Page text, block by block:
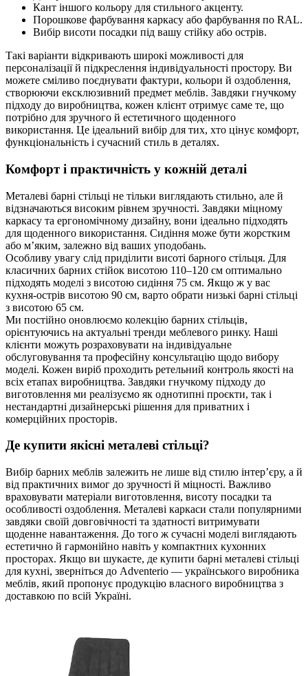
Кант іншого кольору для стильного акценту.
Порошкове фарбування каркасу або фарбування по RAL.
Вибір висоти посадки під вашу стійку або острів.
Такі варіанти відкривають широкі можливості для
персоналізації й підкреслення індивідуальності простору. Ви
можете сміливо поєднувати фактури, кольори й оздоблення,
створюючи ексклюзивний предмет меблів. Завдяки гнучкому
підходу до виробництва, кожен клієнт отримує саме те, що
потрібно для зручного й естетичного щоденного
використання. Це ідеальний вибір для тих, хто цінує комфорт,
функціональність і сучасний стиль в деталях.
Комфорт і практичність у кожній деталі
Металеві барні стільці не тільки виглядають стильно, але й
відзначаються високим рівнем зручності. Завдяки міцному
каркасу та ергономічному дизайну, вони ідеально підходять
для щоденного використання. Сидіння може бути жорстким
або м’яким, залежно від ваших уподобань.
Особливу увагу слід приділити висоті барного стільця. Для
класичних барних стійок висотою 110–120 см оптимально
підходять моделі з висотою сидіння 75 см. Якщо ж у вас
кухня-острів висотою 90 см, варто обрати низькі барні стільці
з висотою 65 см.
Ми постійно оновлюємо колекцію барних стільців,
орієнтуючись на актуальні тренди меблевого ринку. Наші
клієнти можуть розраховувати на індивідуальне
обслуговування та професійну консультацію щодо вибору
моделі. Кожен виріб проходить ретельний контроль якості на
всіх етапах виробництва. Завдяки гнучкому підходу до
виготовлення ми реалізуємо як однотипні проєкти, так і
нестандартні дизайнерські рішення для приватних і
комерційних просторів.
Де купити якісні металеві стільці?
Вибір барних меблів залежить не лише від стилю інтер’єру, а й
від практичних вимог до зручності й міцності. Важливо
враховувати матеріали виготовлення, висоту посадки та
особливості оздоблення. Металеві каркаси стали популярними
завдяки своїй довговічності та здатності витримувати
щоденне навантаження. До того ж сучасні моделі виглядають
естетично й гармонійно навіть у компактних кухонних
просторах. Якщо ви шукаєте, де купити барні металеві стільці
для кухні, зверніться до Adventerio — українського виробника
меблів, який пропонує продукцію власного виробництва з
доставкою по всій Україні.